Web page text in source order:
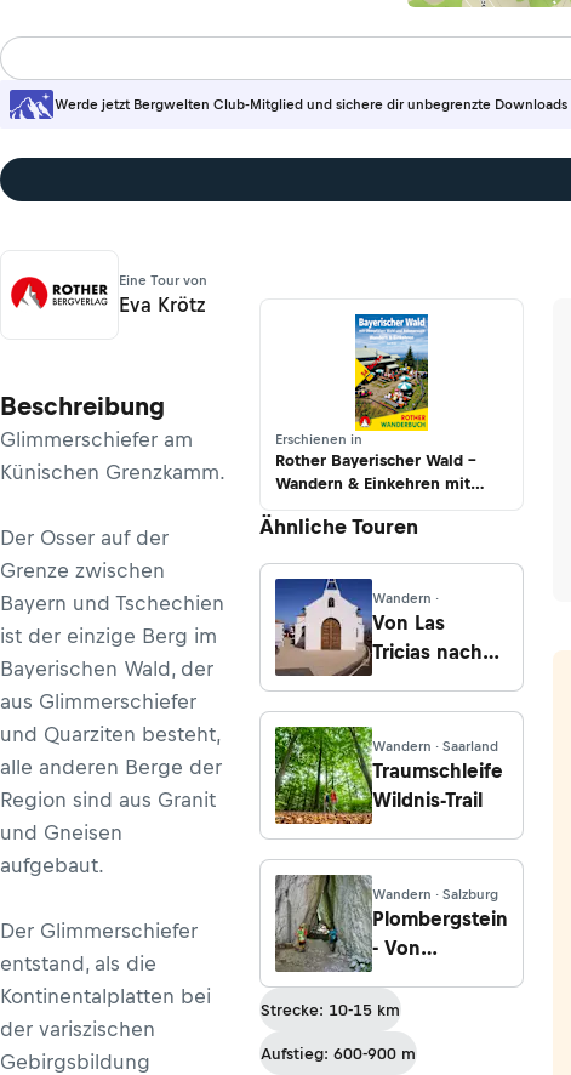
Werde jetzt Bergwelten Club-Mitglied und sichere dir unbegrenzte Downloads
Eine Tour von
Eva Krötz
Beschreibung
Glimmerschiefer am
Künischen Grenzkamm.
Der Osser auf der
Grenze zwischen
Bayern und Tschechien
ist der einzige Berg im
Bayerischen Wald, der
aus Glimmerschiefer
und Quarziten besteht,
alle anderen Berge der
Region sind aus Granit
und Gneisen
aufgebaut.
Der Glimmerschiefer
entstand, als die
Kontinental­platten bei
der variszischen
Gebirgsbildung
Erschienen in
Rother Bayerischer Wald –
Wandern & Einkehren mit
Oberpfälzer Wald und
Böhmerwald
Ähnliche Touren
Wandern ·
Von Las
Tricias nach
Wandern · Saarland
Traumschleife
Wildnis-Trail
Wandern · Salzburg
Plombergstein
- Von
durch den
Staffelgraben
Strecke: 10-15 km
Aufstieg: 600-900 m